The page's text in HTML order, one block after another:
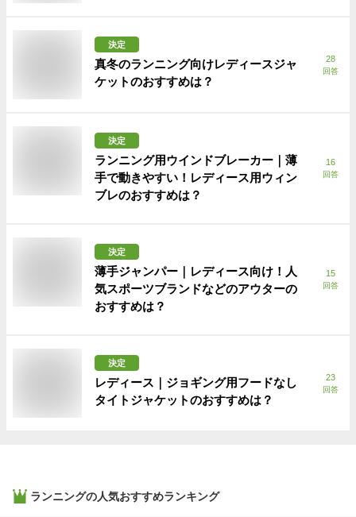
決定
真冬のランニング向けレディースジャ
ケットのおすすめは？
28
回答
決定
ランニング用ウインドブレーカー｜薄
手で動きやすい！レディース用ウィン
ブレのおすすめは？
16
回答
決定
薄手ジャンパー｜レディース向け！人
気スポーツブランドなどのアウターの
おすすめは？
15
回答
決定
レディース｜ジョギング用フードなし
タイトジャケットのおすすめは？
23
回答
ランニングの人気おすすめランキング